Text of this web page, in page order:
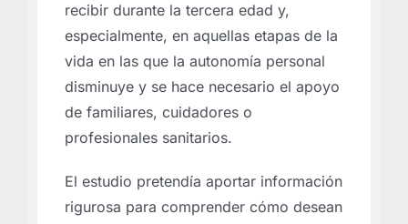
recibir durante la tercera edad y,
especialmente, en aquellas etapas de la
vida en las que la autonomía personal
disminuye y se hace necesario el apoyo
de familiares, cuidadores o
profesionales sanitarios.
El estudio pretendía aportar información
rigurosa para comprender cómo desean